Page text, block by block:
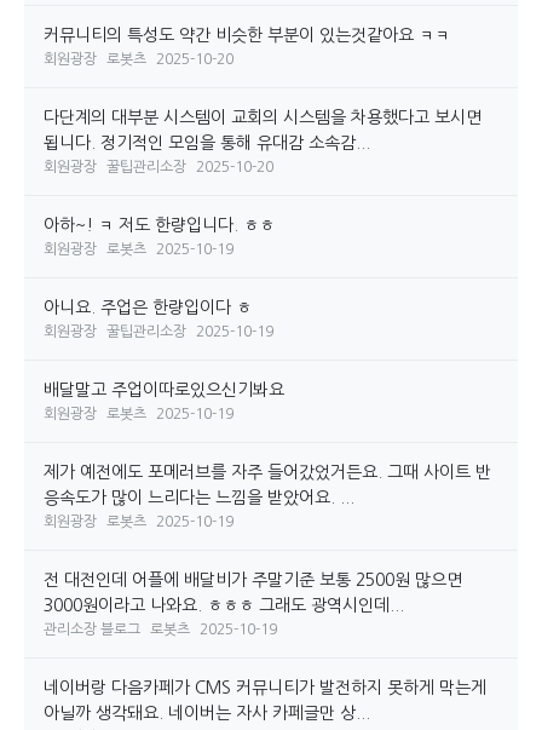
커뮤니티의 특성도 약간 비슷한 부분이 있는것같아요 ㅋㅋ
회원광장 로봇츠 2025-10-20
다단계의 대부분 시스템이 교회의 시스템을 차용했다고 보시면
됩니다. 정기적인 모임을 통해 유대감 소속감...
회원광장 꿀팁관리소장 2025-10-20
아하~! ㅋ 저도 한량입니다. ㅎㅎ
회원광장 로봇츠 2025-10-19
아니요. 주업은 한량입이다 ㅎ
회원광장 꿀팁관리소장 2025-10-19
배달말고 주업이따로있으신기봐요
회원광장 로봇츠 2025-10-19
제가 예전에도 포메러브를 자주 들어갔었거든요. 그때 사이트 반
응속도가 많이 느리다는 느낌을 받았어요. ...
회원광장 로봇츠 2025-10-19
전 대전인데 어플에 배달비가 주말기준 보통 2500원 많으면
3000원이라고 나와요. ㅎㅎㅎ 그래도 광역시인데...
관리소장 블로그 로봇츠 2025-10-19
네이버랑 다음카페가 CMS 커뮤니티가 발전하지 못하게 막는게
아닐까 생각돼요. 네이버는 자사 카페글만 상...